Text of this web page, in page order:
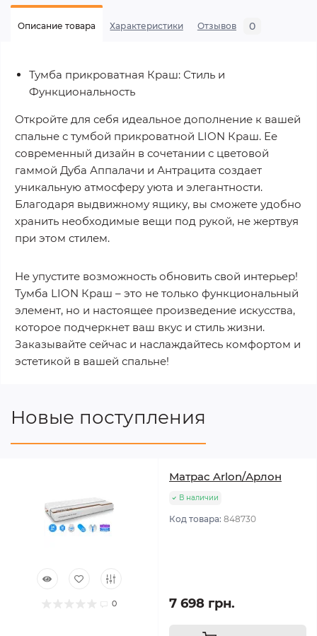
Описание товара Характеристики Отзывов 0
Тумба прикроватная Краш: Стиль и
Функциональность
Откройте для себя идеальное дополнение к вашей
спальне с тумбой прикроватной LION Краш. Ее
современный дизайн в сочетании с цветовой
гаммой Дуба Аппалачи и Антрацита создает
уникальную атмосферу уюта и элегантности.
Благодаря выдвижному ящику, вы сможете удобно
хранить необходимые вещи под рукой, не жертвуя
при этом стилем.
Не упустите возможность обновить свой интерьер!
Тумба LION Краш – это не только функциональный
элемент, но и настоящее произведение искусства,
которое подчеркнет ваш вкус и стиль жизни.
Заказывайте сейчас и наслаждайтесь комфортом и
эстетикой в вашей спальне!
Новые поступления
0
Матрас Arlon/Арлон
В наличии
Код товара: 848730
7 698 грн.